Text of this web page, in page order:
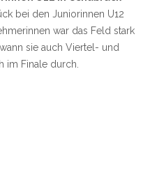
bei den Juniorinnen U12
war das Feld stark
sie auch Viertel- und
im Finale durch.